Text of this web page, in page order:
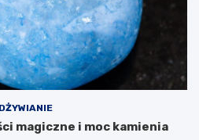
magiczne i moc kamienia